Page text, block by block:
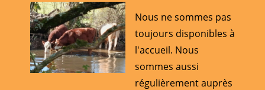
Nous ne sommes pas
toujours disponibles à
l'accueil. Nous
sommes aussi
régulièrement auprès